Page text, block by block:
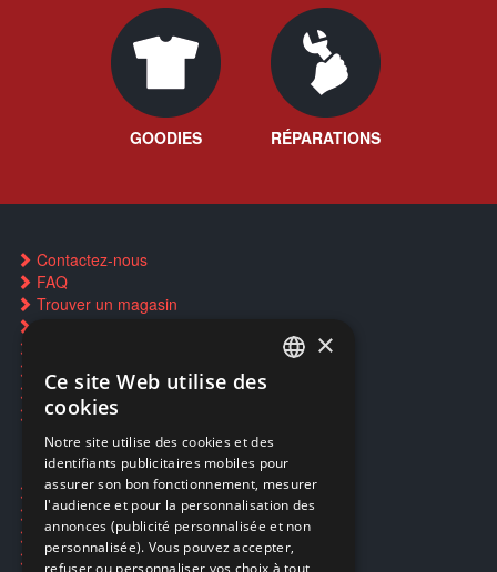
GOODIES RÉPARATIONS
Contactez-nous
FAQ
Trouver un magasin
Restauration CD griffés
Réparations & SAV
Smartpoints
Ecogaming
Expédition & retours
Confidentialité
Conditions générales
ENGLISH
×
Ce site Web utilise des
cookies
Notre site utilise des cookies et des
identifiants publicitaires mobiles pour
assurer son bon fonctionnement, mesurer
l'audience et pour la personnalisation des
annonces (publicité personnalisée et non
personnalisée). Vous pouvez accepter,
refuser ou personnaliser vos choix à tout